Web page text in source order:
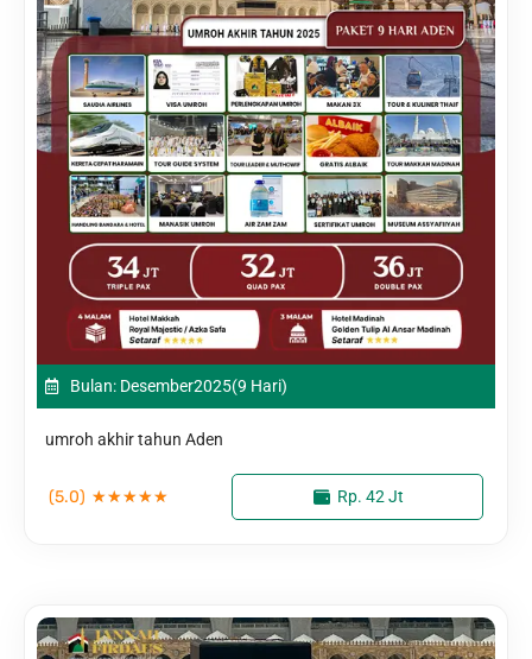
Bulan: Desember2025(9 Hari)
umroh akhir tahun Aden
(5.0) ★★★★★ Rp. 42 Jt